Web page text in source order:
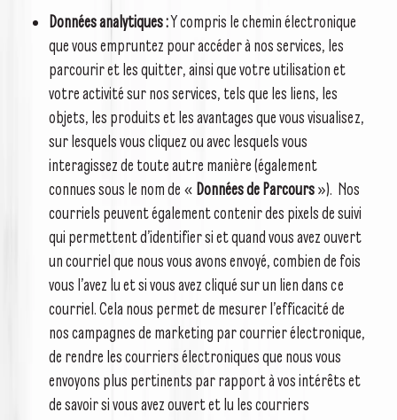
Données analytiques :Y compris le chemin électronique
que vous empruntez pour accéder à nos services, les
parcourir et les quitter, ainsi que votre utilisation et
votre activité sur nos services, tels que les liens, les
objets, les produits et les avantages que vous visualisez,
sur lesquels vous cliquez ou avec lesquels vous
interagissez de toute autre manière (également
connues sous le nom de « Données de Parcours»). Nos
courriels peuvent également contenir des pixels de suivi
qui permettent d’identifier si et quand vous avez ouvert
un courriel que nous vous avons envoyé, combien de fois
vous l’avez lu et si vous avez cliqué sur un lien dans ce
courriel. Cela nous permet de mesurer l’efficacité de
nos campagnes de marketing par courrier électronique,
de rendre les courriers électroniques que nous vous
envoyons plus pertinents par rapport à vos intérêts et
de savoir si vous avez ouvert et lu les courriers